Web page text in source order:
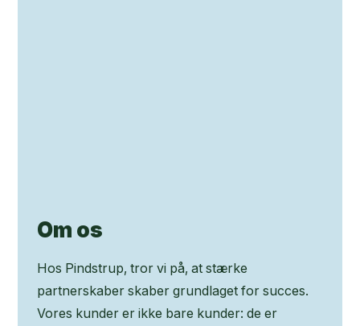
Om os
Hos Pindstrup, tror vi på, at stærke
partnerskaber skaber grundlaget for succes.
Vores kunder er ikke bare kunder: de er